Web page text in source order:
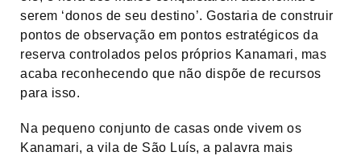
serem ‘donos de seu destino’. Gostaria de construir
pontos de observação em pontos estratégicos da
reserva controlados pelos próprios Kanamari, mas
acaba reconhecendo que não dispõe de recursos
para isso.
Na pequeno conjunto de casas onde vivem os
Kanamari, a vila de São Luís, a palavra mais